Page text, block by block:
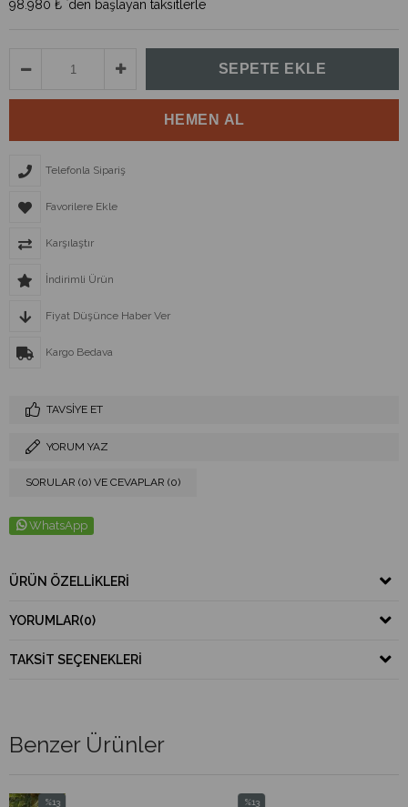
98.980 ₺ `den başlayan taksitlerle
Telefonla Sipariş
Favorilere Ekle
Karşılaştır
İndirimli Ürün
Fiyat Düşünce Haber Ver
Kargo Bedava
TAVSIYE ET
YORUM YAZ
SORULAR (0) VE CEVAPLAR (0)
WhatsApp
ÜRÜN ÖZELLIKLERI
YORUMLAR(0)
TAKSIT SEÇENEKLERI
Benzer Ürünler
%13